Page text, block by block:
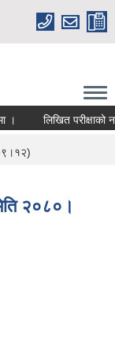
लिखित परीक्षाको
२०८०।